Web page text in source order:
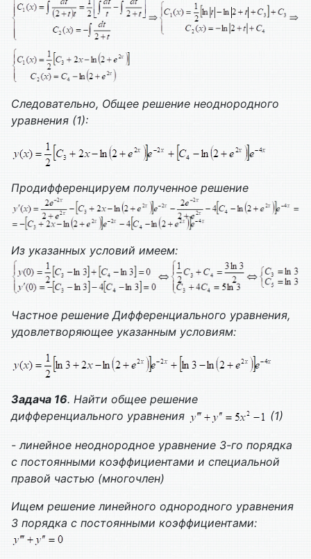
Следовательно, Общее решение неоднородного
уравнения (1):
Продифференцируем полученное решение
Из указанных условий имеем:
Частное решение Дифференциального уравнения,
удовлетворяющее указанным условиям:
Задача 16. Найти общее решение
дифференциального уравнения
(1)
- линейное неоднородное уравнение 3-го порядка
с постоянными коэффициентами и специальной
правой частью (многочлен)
Ищем решение линейного однородного уравнения
3 порядка с постоянными коэффициентами: